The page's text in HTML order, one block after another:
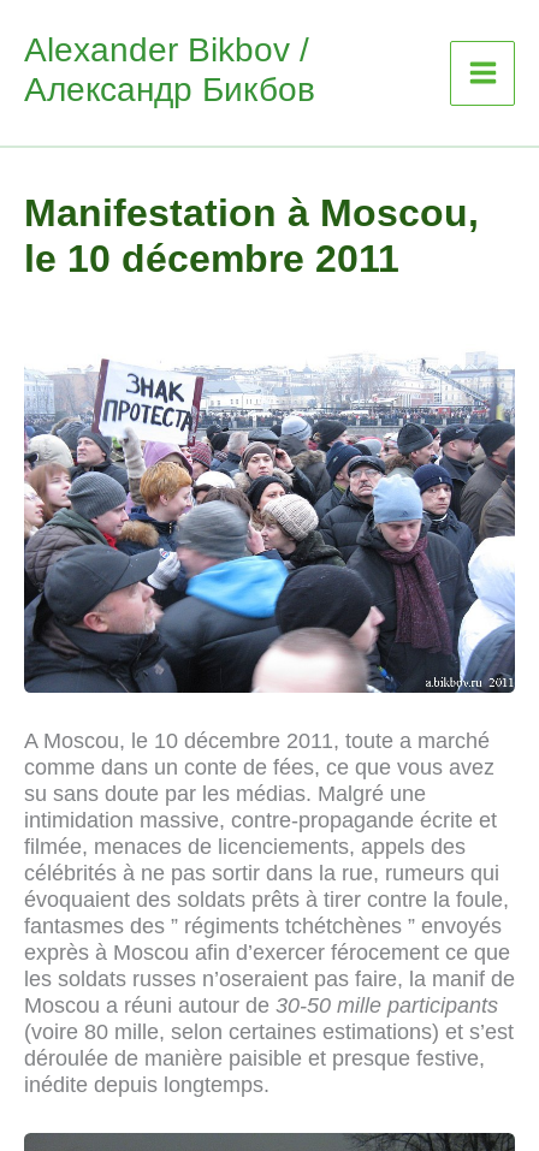
content
Alexander Bikbov /
Александр Бикбов
Manifestation à Moscou,
le 10 décembre 2011
A Moscou, le 10 décembre 2011, toute a marché
comme dans un conte de fées, ce que vous avez
su sans doute par les médias. Malgré une
intimidation massive, contre-propagande écrite et
filmée, menaces de licenciements, appels des
célébrités à ne pas sortir dans la rue, rumeurs qui
évoquaient des soldats prêts à tirer contre la foule,
fantasmes des ” régiments tchétchènes ” envoyés
exprès à Moscou afin d’exercer férocement ce que
les soldats russes n’oseraient pas faire, la manif de
Moscou a réuni autour de 30-50 mille participants
(voire 80 mille, selon certaines estimations) et s’est
déroulée de manière paisible et presque festive,
inédite depuis longtemps.